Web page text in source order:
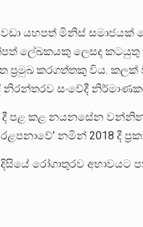
යහපත් මිනිස් සමාජයක්
ලේඛකයකු ලෙසද කටයුතු
ප්‍රමුඛ කරගත්තකු විය. කලක්
නිරන්තරව සංවේදී
පළ කළ නයනසේන
නමින් 2018 දී
රෝගාතුරව අභාවයට